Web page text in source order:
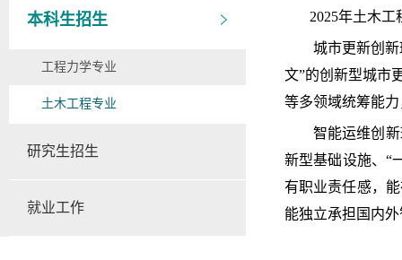
本科生招生
工程力学专业
土木工程专业
研究生招生
就业工作
2025年土木工
城市更新创新
文”的创新型城市
等多领域统筹能
智能运维创
新型基础设施、“
有职业责任感，
能独立承担国内